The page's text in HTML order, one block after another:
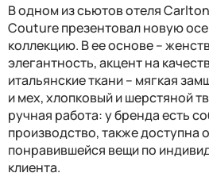
В одном из сьютов отеля
Couture презентовал новую
коллекцию. В ее основе –
элегантность, акцент на
итальянские ткани – мягкая
и мех, хлопковый и шерстяной
ручная работа: у бренда есть
производство, также доступна
понравившейся вещи по
клиента.